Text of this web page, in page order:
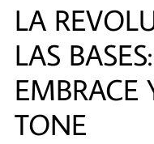
LA
LAS BASES:
EMBRACE
TONE